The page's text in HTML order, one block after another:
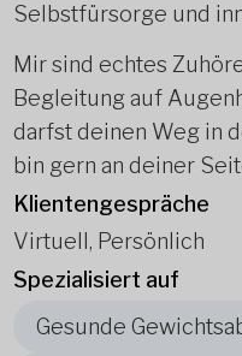
Selbstfürsorge und
Mir sind echtes
Begleitung auf
darfst deinen Weg in
bin gern an deiner
Klientengespräche
Virtuell, Persönlich
Spezialisiert auf
Gesunde